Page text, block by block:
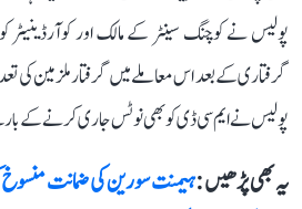
پولیس نے ایم سی ڈی کو بھی نوٹس جاری کرنے کے
یہ بھی پڑھیں :ہیمنت سورین کی ضمانت